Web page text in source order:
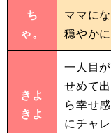
ち
ゃ。
ママに
穏やか
きよ
きよ
一人目
せめて
ら幸せ
にチャ